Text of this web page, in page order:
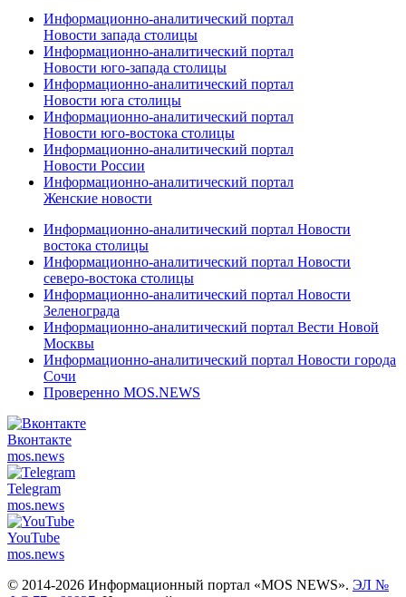
Информационно-аналитический портал
Новости запада столицы
Информационно-аналитический портал
Новости юго-запада столицы
Информационно-аналитический портал
Новости юга столицы
Информационно-аналитический портал
Новости юго-востока столицы
Информационно-аналитический портал
Новости России
Информационно-аналитический портал
Женские новости
Информационно-аналитический портал Новости
востока столицы
Информационно-аналитический портал Новости
северо-востока столицы
Информационно-аналитический портал Новости
Зеленограда
Информационно-аналитический портал Вести Новой
Москвы
Информационно-аналитический портал Новости города
Сочи
Проверенно MOS.NEWS
Вконтакте
mos.news
Telegram
mos.news
YouTube
mos.news
© 2014-2026 Информационный портал «MOS NEWS». ЭЛ №